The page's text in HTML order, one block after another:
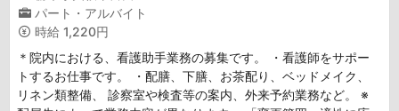
パート・アルバイト
時給 1,220円
＊院内における、看護助手業務の募集です。 ・看護師をサポー
トするお仕事です。 ・配膳、下膳、お茶配り、ベッドメイク、
リネン類整備、 診察室や検査等の案内、外来予約業務など。 ※